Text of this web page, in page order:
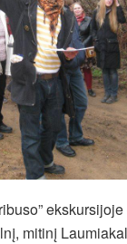
mitinį